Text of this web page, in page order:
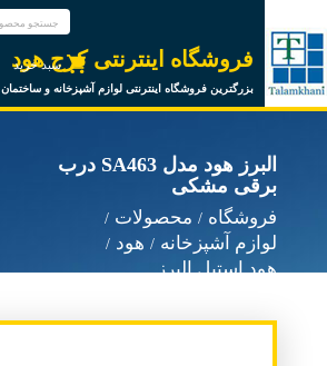
فروشگاه اینترنتی کرج هود
بزرگترین فروشگاه اینترنتی لوازم آشپزخانه و ساختمان
سبد خرید
البرز هود مدل SA463 درب
برقی مشکی
فروشگاه
محصولات
لوازم آشپزخانه
هود
هود استیل البرز